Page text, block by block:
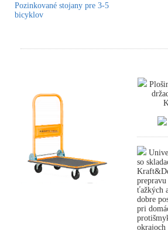
Pozinkované stojany pre 3-5
bicyklov
so
ťažkých
dobre
pri
okrajoch